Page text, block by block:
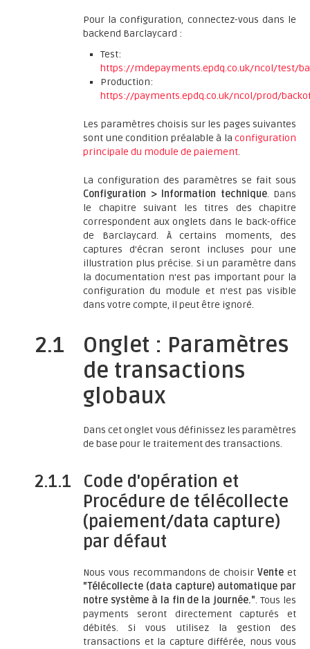
Pour la configuration, connectez-vous dans le
backend Barclaycard :
Test:
https://mdepayments.epdq.co.uk/ncol/test/
Production:
https://payments.epdq.co.uk/ncol/prod/
Les paramètres choisis sur les pages suivantes
sont une condition préalable à la configuration
principale du module de paiement.
La configuration des paramètres se fait sous
Configuration > Information technique. Dans
le chapitre suivant les titres des chapitre
correspondent aux onglets dans le back-office
de Barclaycard. À certains moments, des
captures d'écran seront incluses pour une
illustration plus précise. Si un paramètre dans
la documentation n'est pas important pour la
configuration du module et n'est pas visible
dans votre compte, il peut être ignoré.
2.1
Onglet : Paramètres
de transactions
globaux
Dans cet onglet vous définissez les paramètres
de base pour le traitement des transactions.
2.1.1
Code d'opération et
Procédure de télécollecte
(paiement/data capture)
par défaut
Nous vous recommandons de choisirVente et
"Télécollecte (data capture) automatique par
notre système à la fin de la journée.". Tous les
payments seront directement capturés et
débités. Si vous utilisez la gestion des
transactions et la capture différée, nous vous